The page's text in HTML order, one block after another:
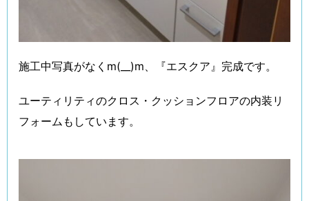
施工中写真がなくm(__)m、『エスクア』完成です。
ユーティリティのクロス・クッションフロアの内装リ
フォームもしています。